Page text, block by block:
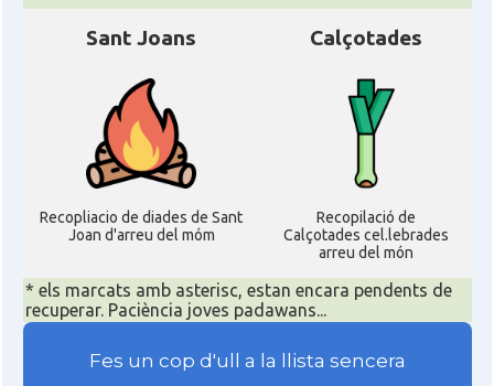
Sant Joans
Recopliacio de diades de Sant
Joan d'arreu del móm
Calçotades
Recopilació de
Calçotades cel.lebrades
arreu del món
* els marcats amb asterisc, estan encara pendents de
recuperar. Paciència joves padawans...
Fes un cop d'ull a la llista sencera